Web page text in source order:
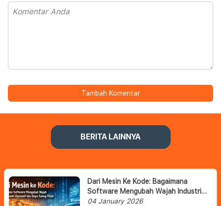
Tambah Komentar
BERITA LAINNYA
Dari Mesin Ke Kode: Bagaimana
Software Mengubah Wajah Industri
Otomotif Dan Daya Saing Pasar
04 January 2026